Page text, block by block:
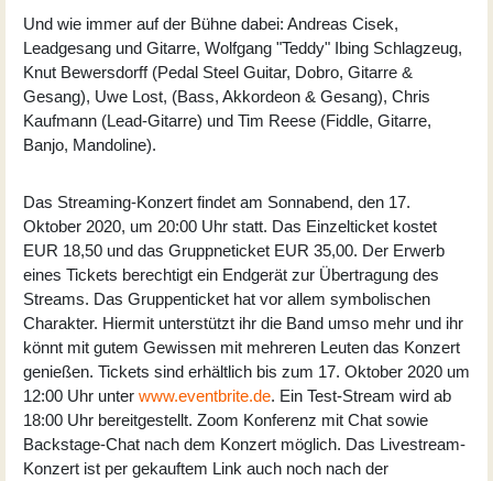
Und wie immer auf der Bühne dabei: Andreas Cisek,
Leadgesang und Gitarre, Wolfgang "Teddy" Ibing Schlagzeug,
Knut Bewersdorff (Pedal Steel Guitar, Dobro, Gitarre &
Gesang), Uwe Lost, (Bass, Akkordeon & Gesang), Chris
Kaufmann (Lead-Gitarre) und Tim Reese (Fiddle, Gitarre,
Banjo, Mandoline).
Das Streaming-Konzert findet am Sonnabend, den 17.
Oktober 2020, um 20:00 Uhr statt. Das Einzelticket kostet
EUR 18,50 und das Gruppneticket EUR 35,00. Der Erwerb
eines Tickets berechtigt ein Endgerät zur Übertragung des
Streams. Das Gruppenticket hat vor allem symbolischen
Charakter. Hiermit unterstützt ihr die Band umso mehr und ihr
könnt mit gutem Gewissen mit mehreren Leuten das Konzert
genießen. Tickets sind erhältlich bis zum 17. Oktober 2020 um
12:00 Uhr unter www.eventbrite.de. Ein Test-Stream wird ab
18:00 Uhr bereitgestellt. Zoom Konferenz mit Chat sowie
Backstage-Chat nach dem Konzert möglich. Das Livestream-
Konzert ist per gekauftem Link auch noch nach der